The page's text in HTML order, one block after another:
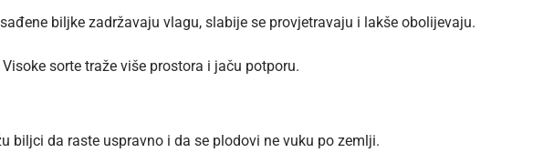
biljke zadržavaju vlagu, slabije se provjetravaju i lakše obolijevaju.
sorte traže više prostora i jaču potporu.
biljci da raste uspravno i da se plodovi ne vuku po zemlji.